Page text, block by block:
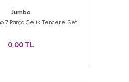
Jumbo
7 Parça Çelik Tencere Seti
0,00 TL